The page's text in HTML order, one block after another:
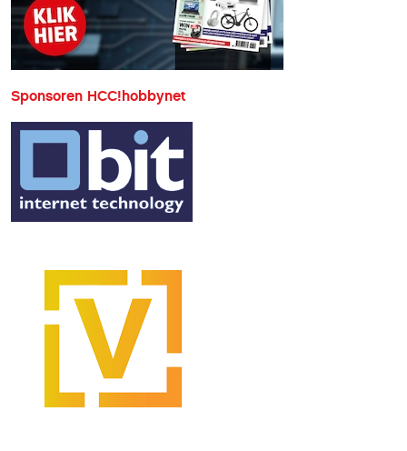
Sponsoren HCC!hobbynet